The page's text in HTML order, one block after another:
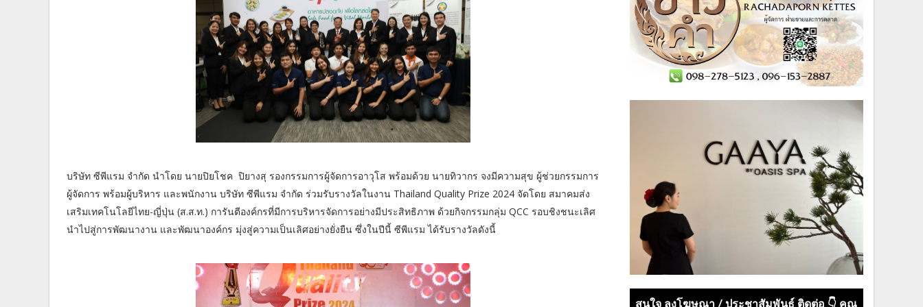
บริษัท ซีพีแรม จำกัด นำโดย นายปิยโชค ปิยางสุ รองกรรมการผู้จัดการอาวุโส พร้อมด้วย นายทิวากร จงมีความสุข ผู้ช่วยกรรมการ
ผู้จัดการ พร้อมผู้บริหาร และพนักงาน บริษัท ซีพีแรม จำกัด ร่วมรับรางวัลในงาน Thailand Quality Prize 2024 จัดโดย สมาคมส่ง
เสริมเทคโนโลยีไทย-ญี่ปุ่น (ส.ส.ท.) การันตีองค์กรที่มีการบริหารจัดการอย่างมีประสิทธิภาพ ด้วยกิจกรรมกลุ่ม QCC รอบชิงชนะเลิศ
นำไปสู่การพัฒนางาน และพัฒนาองค์กร มุ่งสู่ความเป็นเลิศอย่างยั่งยืน ซึ่งในปีนี้ ซีพีแรม ได้รับรางวัลดังนี้
สนใจ ลงโฆษณา / ประชาสัมพันธ์ ติดต่อ 👇 คุณ